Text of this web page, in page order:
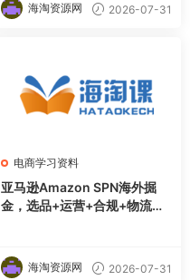
海淘资源网 2026-07-31
电商学习资料
亚马逊Amazon SPN海外掘
金，选品+运营+合规+物流，
海淘资源网 2026-07-31